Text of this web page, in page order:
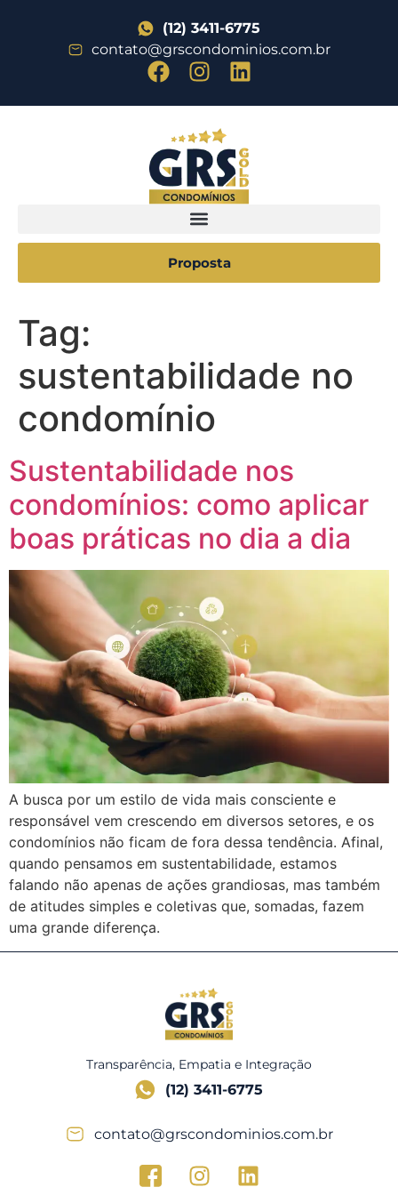
(12) 3411-6775
contato@grscondominios.com.br
Proposta
Tag:
sustentabilidade no
condomínio
Sustentabilidade nos
condomínios: como aplicar
boas práticas no dia a dia
A busca por um estilo de vida mais consciente e
responsável vem crescendo em diversos setores, e os
condomínios não ficam de fora dessa tendência. Afinal,
quando pensamos em sustentabilidade, estamos
falando não apenas de ações grandiosas, mas também
de atitudes simples e coletivas que, somadas, fazem
uma grande diferença.
Transparência, Empatia e Integração
(12) 3411-6775
contato@grscondominios.com.br